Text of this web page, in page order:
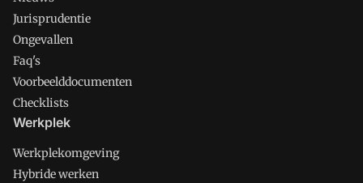
Jurisprudentie
Ongevallen
Faq's
Voorbeelddocumenten
Checklists
Werkplek
Werkplekomgeving
Hybride werken